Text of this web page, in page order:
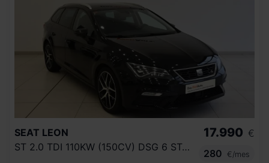
SEAT LEON
ST 2.0 TDI 110KW (150CV) DSG 6 ST&SP FR
17.990 €
280
€/mes